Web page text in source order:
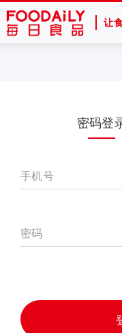
让
密码登
手机号
密码